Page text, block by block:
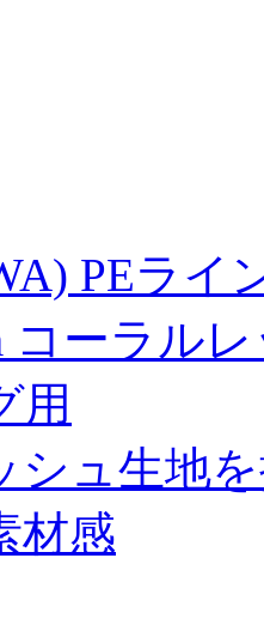
PEライ
コーラル
用
シュ生地
材感